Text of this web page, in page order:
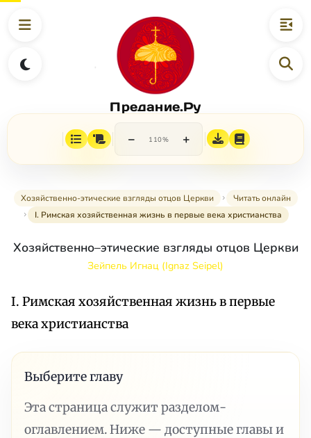
Предание.Ру
− 110% +
Хозяйственно-этические взгляды отцов Церкви
Читать онлайн
I. Римская хозяйственная жизнь в первые века христианства
Хозяйственно–этические взгляды отцов Церкви
Зейпель Игнац (Ignaz Seipel)
I. Римская хозяйственная жизнь в первые
века христианства
Выберите главу
Эта страница служит разделом-
оглавлением. Ниже — доступные главы и